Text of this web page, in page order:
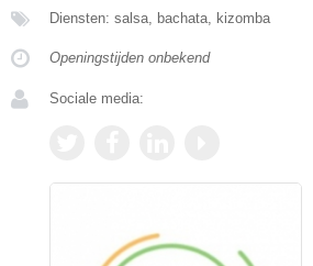
Diensten: salsa, bachata, kizomba
Openingstijden onbekend
Sociale media: